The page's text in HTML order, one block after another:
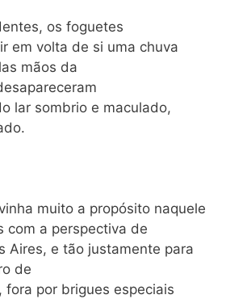
os foguetes
em volta de si uma chuva
mãos da
lar sombrio e maculado,
muito a propósito naquele
com a perspectiva de
Aires, e tão justamente para
de
fora por brigues especiais